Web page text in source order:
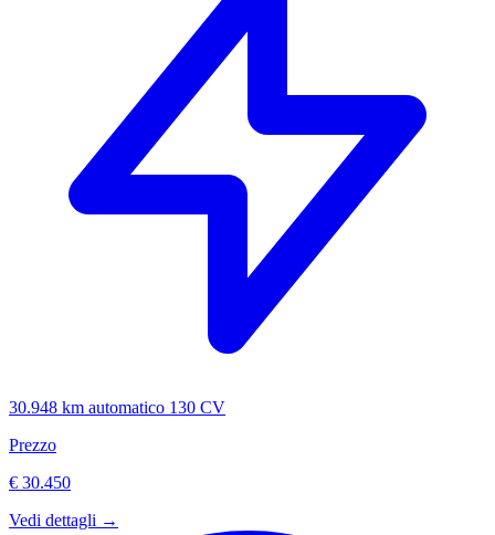
30.948 km automatico 130 CV
Prezzo
€ 30.450
Vedi dettagli →